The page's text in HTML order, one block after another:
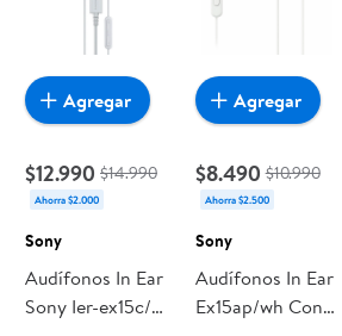
$12.990 $14.990
Ahorra $2.000
Sony
Audífonos In Ear
Sony Ier-ex15c/w
Agregar
$8.490 $10.990
Ahorra $2.500
Sony
Audífonos In Ear
Ex15ap/wh Con
Agregar